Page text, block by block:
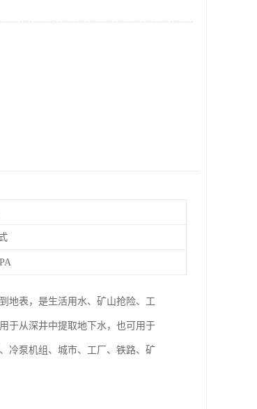
地表，是生活用水、矿山抢险、工
于从深井中提取地下水，也可用于
冷泵机组、城市、工厂、铁路、矿